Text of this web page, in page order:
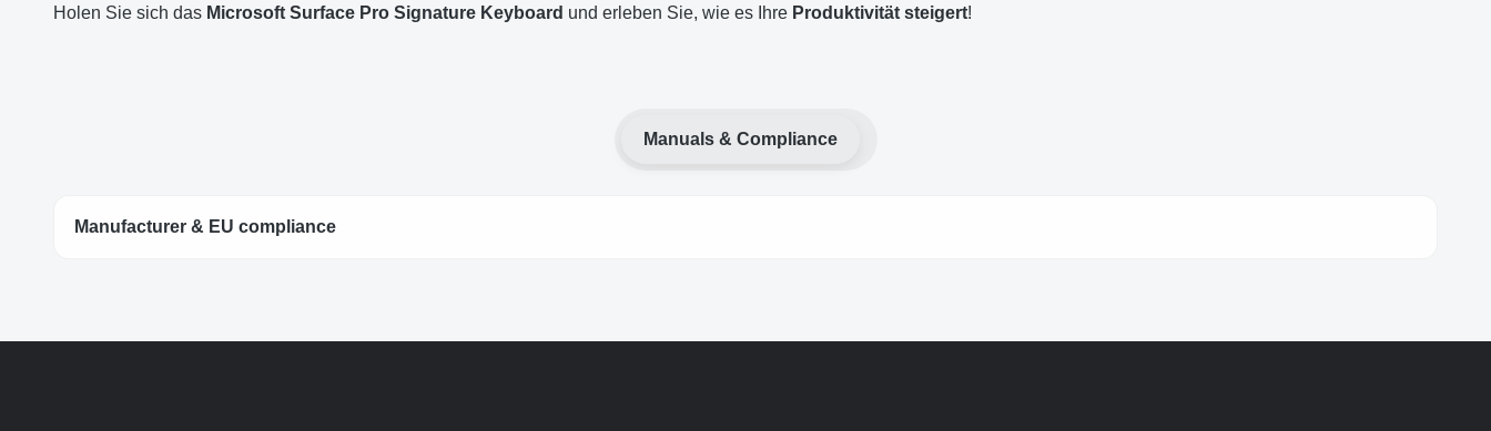
Holen Sie sich das Microsoft Surface Pro Signature Keyboard und erleben Sie, wie es Ihre Produktivität steigert!
Manuals & Compliance
Manufacturer & EU compliance